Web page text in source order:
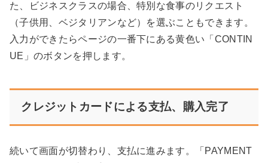
た、ビジネスクラスの場合、特別な食事のリクエスト
（子供用、ベジタリアンなど）を選ぶこともできます。
入力ができたらページの一番下にある黄色い「CONTIN
UE」のボタンを押します。
クレジットカードによる支払、購入完了
続いて画面が切替わり、支払に進みます。「PAYMENT